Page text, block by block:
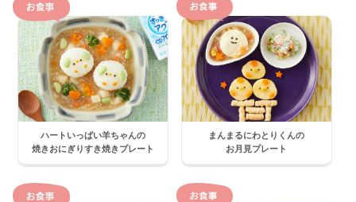
ハートいっぱい羊ちゃんの
焼きおにぎりすき焼きプレート
まんまるにわとりくんの
お月見プレート